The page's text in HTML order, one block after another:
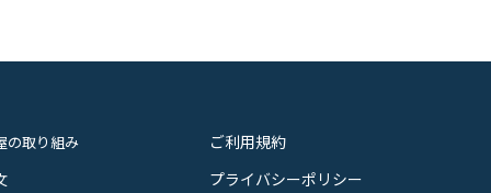
の取り組み
ご利用規約
プライバシーポリシー